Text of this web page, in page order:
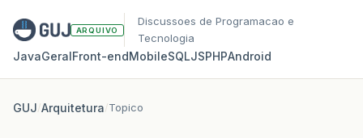
ARQUIVO
Discussoes de Programacao e
Tecnologia
JavaGeralFront‑endMobileSQLJSPHPAndroid
GUJ/Arquitetura/Topico